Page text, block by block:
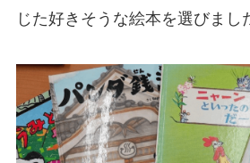
じた好きそうな絵本を選びまし